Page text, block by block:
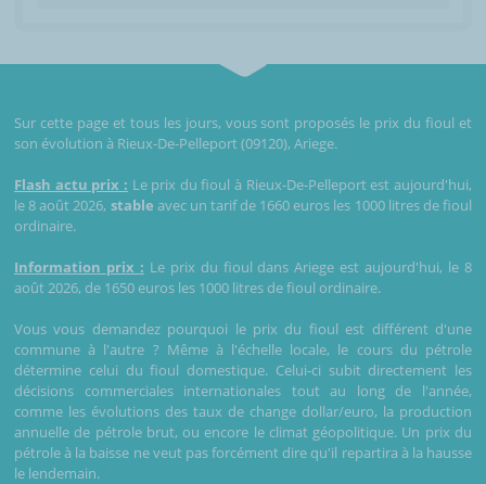
Sur cette page et tous les jours, vous sont proposés le prix du fioul et
son évolution à Rieux-De-Pelleport (09120), Ariege.
Flash actu prix : Le prix du fioul à Rieux-De-Pelleport est aujourd'hui,
le 8 août 2026, stable avec un tarif de 1660 euros les 1000 litres de fioul
ordinaire.
Information prix : Le prix du fioul dans Ariege est aujourd'hui, le 8
août 2026, de 1650 euros les 1000 litres de fioul ordinaire.
Vous vous demandez pourquoi le prix du fioul est différent d'une
commune à l'autre ? Même à l'échelle locale, le cours du pétrole
détermine celui du fioul domestique. Celui-ci subit directement les
décisions commerciales internationales tout au long de l'année,
comme les évolutions des taux de change dollar/euro, la production
annuelle de pétrole brut, ou encore le climat géopolitique. Un prix du
pétrole à la baisse ne veut pas forcément dire qu'il repartira à la hausse
le lendemain.